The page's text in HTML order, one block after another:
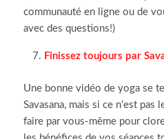
communauté en ligne ou de
avec des questions!)
Finissez toujours par
Une bonne vidéo de yoga se
Savasana, mais si ce n’est pas
faire par vous-même pour